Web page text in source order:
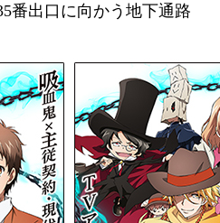
に向かう地下通路